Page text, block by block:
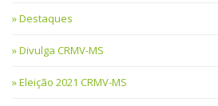
Destaques
Divulga CRMV-MS
Eleição 2021 CRMV-MS